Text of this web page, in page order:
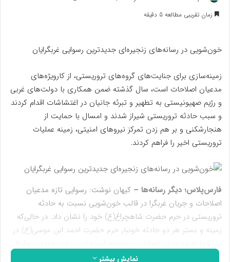
به
زمان تقریبی مطالعه 5 دقیقه
خون‌شویی در رسانه‌های زنجیره‌ای جدیدترین رسوایی غربگرایان
زمینه‌‌سازی برای جنایت‌های گروه‌های تروریستی، از کارویژه‌های
مدعیان اصلاحات است، سال گذشته ضمن همکاری با دولت‌های غربی
و رژیم صهیونیستی به تطهیر و تبرئه جانیان در اغتشاشات اقدام کردند
و سبب حادثه تروریستی شیراز شدند و امسال با حمایت از
هنجارشکنی و بر هم زدن تمرکز نیروهای امنیتی، زمینه عملیات
تروریستی اخیر را فراهم کردند.
فارس‌پلاس؛ دیگر رسانه‌ها – کیهان نوشت: رسوایی تازه مدعیان
اصلاحات و جریان غربگرا در قالب خون‌شویی نسبت به حادثه
تروریستی در حرم حضرت شاهچراغ(ع) خود را نشان داد. در حالی‌که
زمینه و بستر هر دو حادثه خونبار حرم حضرت احمد ابن موسی(ع) در
عملیات تروریستی اخیر را گردن پلیس ‌انداخته و مدعی است که این
نمایش بیشتر